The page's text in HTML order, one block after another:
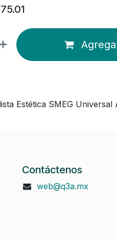
Estética SMEG
Contáctenos
web@q3a.mx